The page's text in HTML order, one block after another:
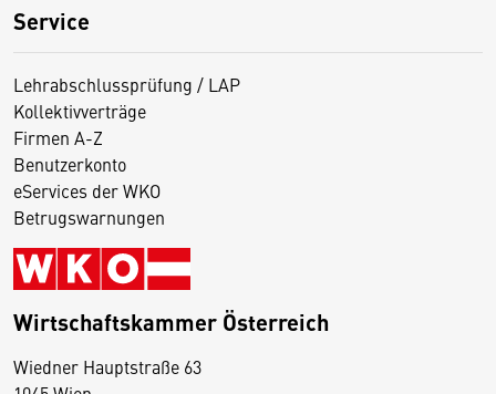
Service
Lehrabschlussprüfung / LAP
Kollektivverträge
Firmen A-Z
Benutzerkonto
eServices der WKO
Betrugswarnungen
Wirtschaftskammer Österreich
Wiedner Hauptstraße 63
D